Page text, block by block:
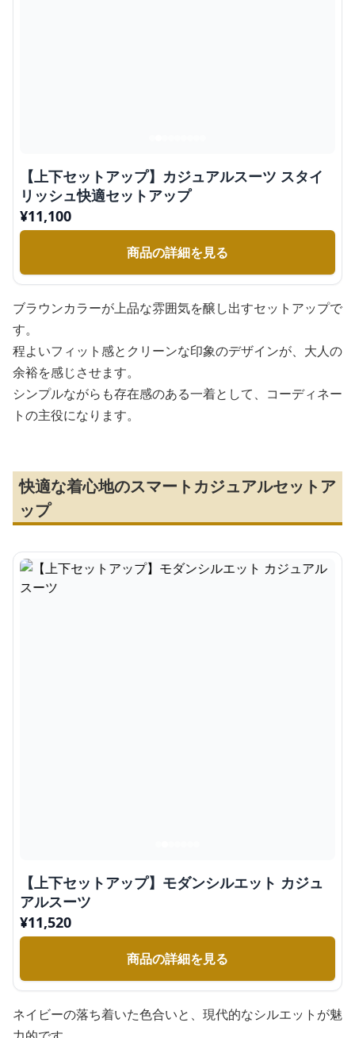
【上下セットアップ】カジュアルスーツ スタイ
リッシュ快適セットアップ
¥11,100
商品の詳細を見る
ブラウンカラーが上品な雰囲気を醸し出すセットアップで
す。
程よいフィット感とクリーンな印象のデザインが、大人の
余裕を感じさせます。
シンプルながらも存在感のある一着として、コーディネー
トの主役になります。
快適な着心地のスマートカジュアルセットア
ップ
【上下セットアップ】モダンシルエット カジュ
アルスーツ
¥11,520
商品の詳細を見る
ネイビーの落ち着いた色合いと、現代的なシルエットが魅